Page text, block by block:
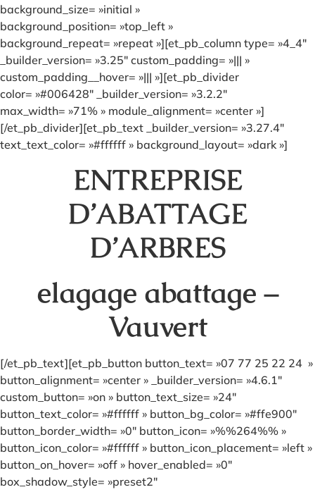
background_size= »initial »
background_position= »top_left »
background_repeat= »repeat »][et_pb_column type= »4_4″
_builder_version= »3.25″ custom_padding= »||| »
custom_padding__hover= »||| »][et_pb_divider
color= »#006428″ _builder_version= »3.2.2″
max_width= »71% » module_alignment= »center »]
[/et_pb_divider][et_pb_text _builder_version= »3.27.4″
text_text_color= »#ffffff » background_layout= »dark »]
ENTREPRISE
D’ABATTAGE
D’ARBRES
elagage abattage –
Vauvert
[/et_pb_text][et_pb_button button_text= »07 77 25 22 24 »
button_alignment= »center » _builder_version= »4.6.1″
custom_button= »on » button_text_size= »24″
button_text_color= »#ffffff » button_bg_color= »#ffe900″
button_border_width= »0″ button_icon= »%%264%% »
button_icon_color= »#ffffff » button_icon_placement= »left »
button_on_hover= »off » hover_enabled= »0″
box_shadow_style= »preset2″